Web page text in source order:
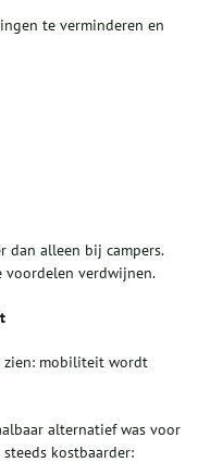
te verminderen en
dan alleen bij campers.
voordelen verdwijnen.
zien: mobiliteit wordt
alternatief was voor
kostbaarder: